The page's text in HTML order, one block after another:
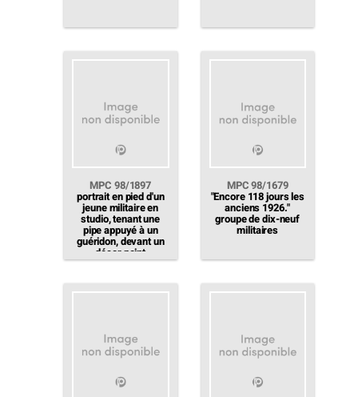
MPC 98/1897
portrait en pied d'un
jeune militaire en
studio, tenant une
pipe appuyé à un
guéridon, devant un
décor peint
MPC 98/1679
"Encore 118 jours les
anciens 1926."
groupe de dix-neuf
militaires